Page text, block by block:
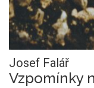
Josef Falář
Vzpomínky